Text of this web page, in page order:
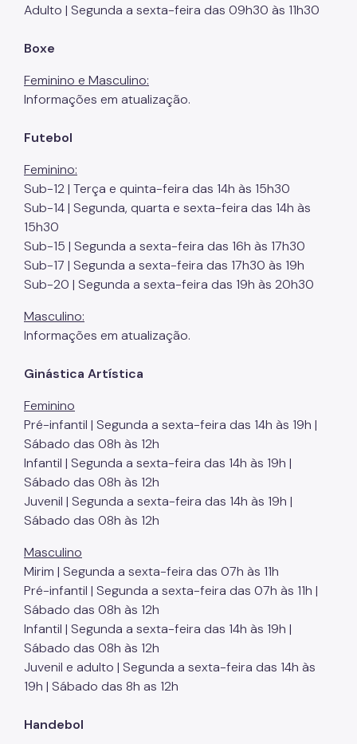
Adulto | Segunda a sexta-feira das 09h30 às 11h30
Boxe
Feminino e Masculino:
Informações em atualização.
Futebol
Feminino:
Sub-12 | Terça e quinta-feira das 14h às 15h30
Sub-14 | Segunda, quarta e sexta-feira das 14h às
15h30
Sub-15 | Segunda a sexta-feira das 16h às 17h30
Sub-17 | Segunda a sexta-feira das 17h30 às 19h
Sub-20 | Segunda a sexta-feira das 19h às 20h30
Masculino:
Informações em atualização.
Ginástica Artística
Feminino
Pré-infantil | Segunda a sexta-feira das 14h às 19h |
Sábado das 08h às 12h
Infantil | Segunda a sexta-feira das 14h às 19h |
Sábado das 08h às 12h
Juvenil | Segunda a sexta-feira das 14h às 19h |
Sábado das 08h às 12h
Masculino
Mirim | Segunda a sexta-feira das 07h às 11h
Pré-infantil | Segunda a sexta-feira das 07h às 11h |
Sábado das 08h às 12h
Infantil | Segunda a sexta-feira das 14h às 19h |
Sábado das 08h às 12h
Juvenil e adulto | Segunda a sexta-feira das 14h às
19h | Sábado das 8h as 12h
Handebol